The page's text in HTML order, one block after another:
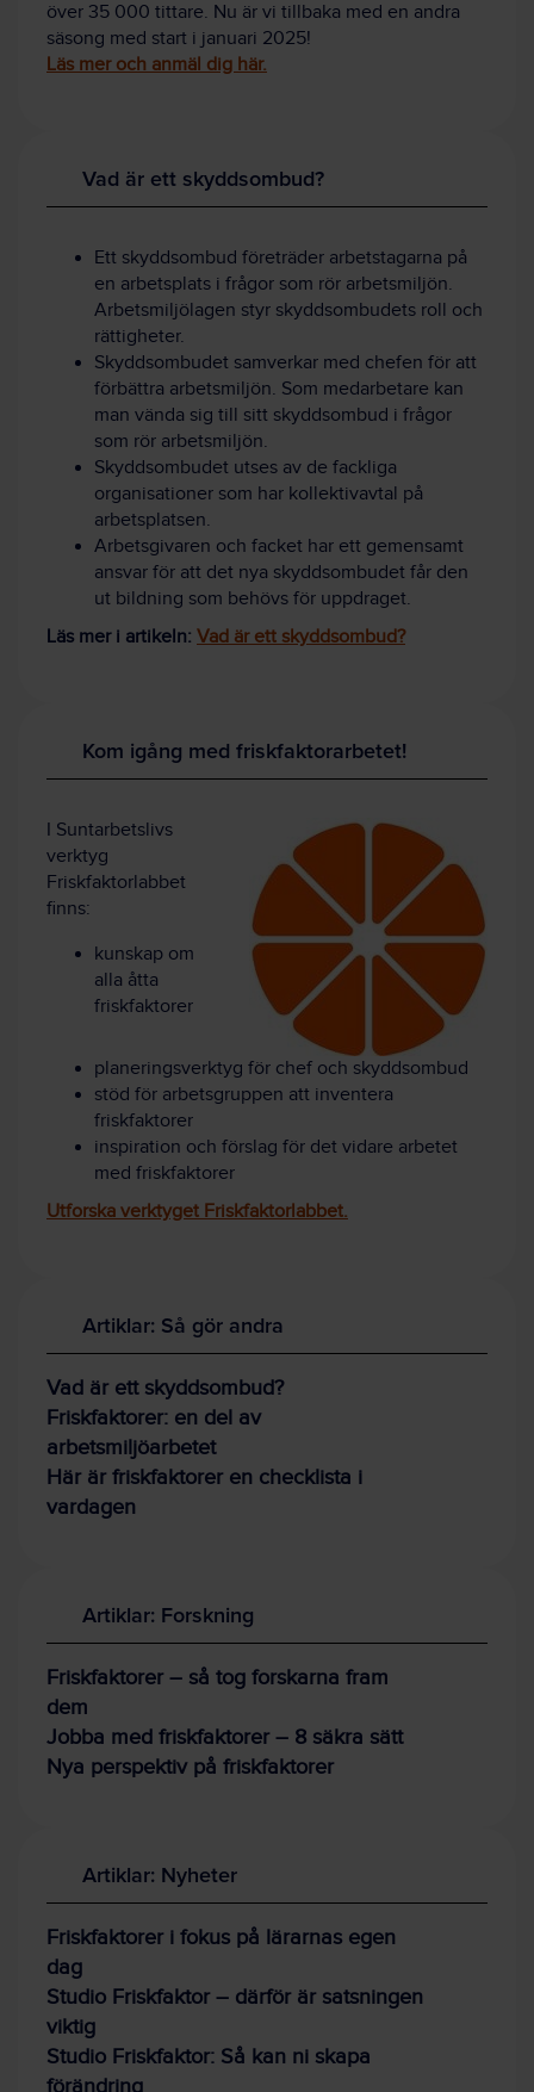
över 35 000 tittare. Nu är vi tillbaka med en andra
säsong med start i januari 2025!
Läs mer och anmäl dig här.
Vad är ett skyddsombud?
Ett skyddsombud företräder arbetstagarna på
en arbetsplats i frågor som rör arbetsmiljön.
Arbetsmiljölagen styr skyddsombudets roll och
rättigheter.
Skyddsombudet samverkar med chefen för att
förbättra arbetsmiljön. Som medarbetare kan
man vända sig till sitt skyddsombud i frågor
som rör arbetsmiljön.
Skyddsombudet utses av de fackliga
organisationer som har kollektivavtal på
arbetsplatsen.
Arbetsgivaren och facket har ett gemensamt
ansvar för att det nya skyddsombudet får den
ut bildning som behövs för uppdraget.
Läs mer i artikeln: Vad är ett skyddsombud?
Kom igång med friskfaktorarbetet!
I Suntarbetslivs
verktyg
Friskfaktorlabbet
finns:
kunskap om
alla åtta
friskfaktorer
planeringsverktyg för chef och skyddsombud
stöd för arbetsgruppen att inventera
friskfaktorer
inspiration och förslag för det vidare arbetet
med friskfaktorer
Utforska verktyget Friskfaktorlabbet.
Artiklar: Så gör andra
Vad är ett skyddsombud?
Friskfaktorer: en del av
arbetsmiljöarbetet
Här är friskfaktorer en checklista i
vardagen
Artiklar: Forskning
Friskfaktorer – så tog forskarna fram
dem
Jobba med friskfaktorer – 8 säkra sätt
Nya perspektiv på friskfaktorer
Artiklar: Nyheter
Friskfaktorer i fokus på lärarnas egen
dag
Studio Friskfaktor – därför är satsningen
viktig
Studio Friskfaktor: Så kan ni skapa
förändring